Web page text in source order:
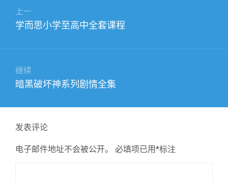
上一
上
学而思小学至高中全套课程
继续
下
文
章：
暗黑破坏神系列剧情全集
发表评论
电子邮件地址不会被公开。 必填项已用*标注